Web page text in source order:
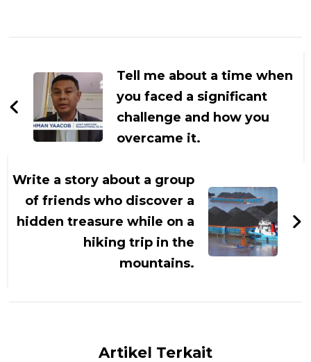
Artikel
Tell me about a time when
you faced a significant
challenge and how you
overcame it.
Write a story about a group
of friends who discover a
hidden treasure while on a
hiking trip in the
mountains.
Artikel Terkait